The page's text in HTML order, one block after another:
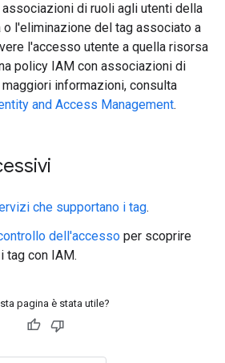
di ruoli agli utenti della
o l'eliminazione del tag associato a
l'accesso utente a quella risorsa
policy IAM con associazioni di
informazioni, consulta
and Access Management.
che supportano i tag.
dell'accesso per scoprire
tag con IAM.
pagina è stata utile?